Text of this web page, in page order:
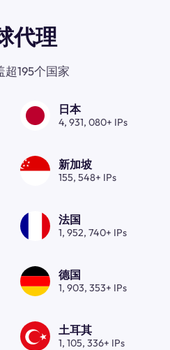
代理
超195个国家
日本
4, 931, 080+ IPs
新加坡
155, 548+ IPs
法国
1, 952, 740+ IPs
德国
1, 903, 353+ IPs
土耳其
1, 105, 336+ IPs